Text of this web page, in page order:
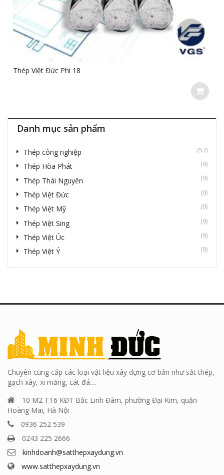
Thép Việt Đức Phi 18
Danh mục sản phẩm
Thép công nghiệp (57)
Thép Hòa Phát (9)
Thép Thái Nguyên (9)
Thép Việt Đức (9)
Thép Việt Mỹ (9)
Thép Việt Sing (9)
Thép Việt Úc (9)
Thép Việt Ý (9)
Chuyên cung cấp các loại vật liệu xây dựng cơ bản như sắt thép,
gạch xây, xi măng, cát đá....
10 M2 TT6 KĐT Bắc Linh Đàm, phường Đại Kim, quận
Hoàng Mai, Hà Nội
0936 252 539
0243 225 2666
kinhdoanh@satthepxaydung.vn
www.satthepxaydung.vn